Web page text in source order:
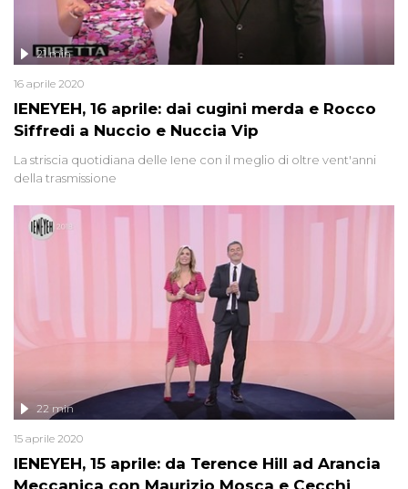
IENEYEH, 16 aprile: dai cugini merda e Rocco
Siffredi a Nuccio e Nuccia Vip
21 min
16 aprile 2020
La striscia quotidiana delle Iene con il meglio di oltre vent'anni
della trasmissione
IENEYEH, 15 aprile: da Terence Hill ad Arancia
22 min
15 aprile 2020